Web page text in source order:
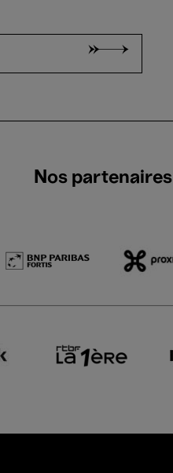
Nos partenaires